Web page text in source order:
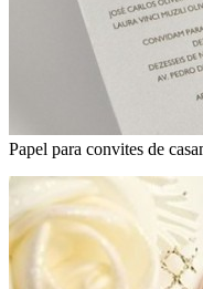
Papel para convites de